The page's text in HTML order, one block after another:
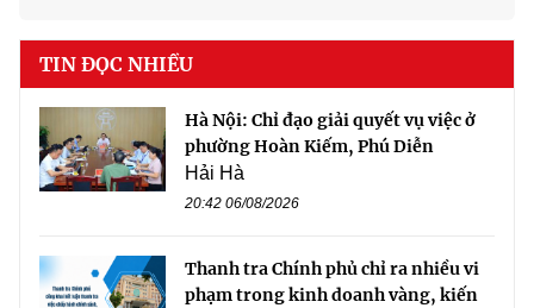
TIN ĐỌC NHIỀU
Hà Nội: Chỉ đạo giải quyết vụ việc ở
phường Hoàn Kiếm, Phú Diễn
Hải Hà
20:42 06/08/2026
Thanh tra Chính phủ chỉ ra nhiều vi
phạm trong kinh doanh vàng, kiến